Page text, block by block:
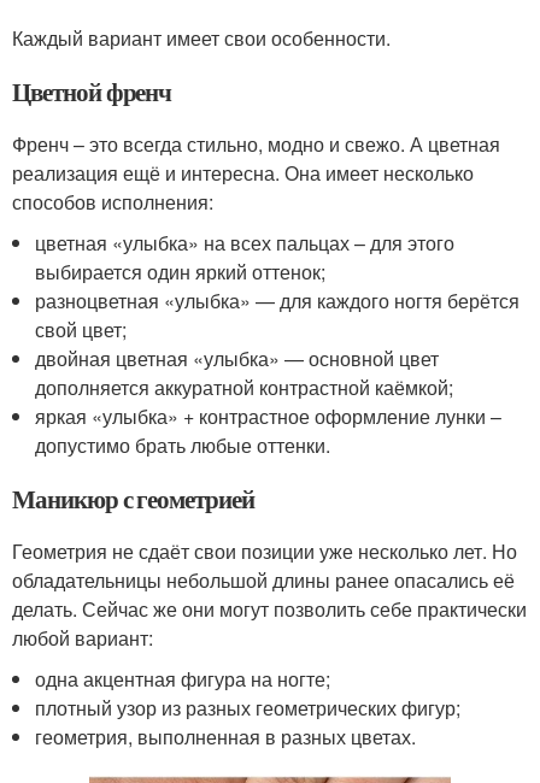
Каждый вариант имеет свои особенности.
Цветной френч
Френч – это всегда стильно, модно и свежо. А цветная
реализация ещё и интересна. Она имеет несколько
способов исполнения:
цветная «улыбка» на всех пальцах – для этого
выбирается один яркий оттенок;
разноцветная «улыбка» — для каждого ногтя берётся
свой цвет;
двойная цветная «улыбка» — основной цвет
дополняется аккуратной контрастной каёмкой;
яркая «улыбка» + контрастное оформление лунки –
допустимо брать любые оттенки.
Маникюр с геометрией
Геометрия не сдаёт свои позиции уже несколько лет. Но
обладательницы небольшой длины ранее опасались её
делать. Сейчас же они могут позволить себе практически
любой вариант:
одна акцентная фигура на ногте;
плотный узор из разных геометрических фигур;
геометрия, выполненная в разных цветах.